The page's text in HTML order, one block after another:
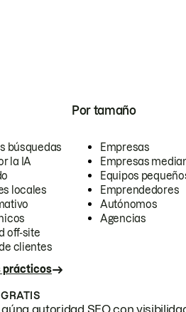
búsquedas
la IA
locales
off-site
clientes
prácticos
Por tamaño
Empresas
Empresas
Equipos
Emprendedores
Autónomos
Agencias
autoridad SEO con